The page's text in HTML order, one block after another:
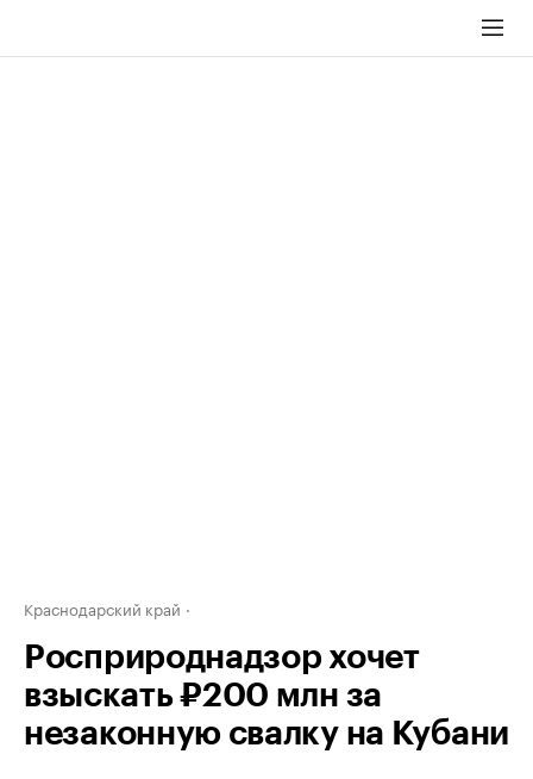
Краснодарский край
Росприроднадзор хочет
взыскать ₽200 млн за
незаконную свалку на Кубани